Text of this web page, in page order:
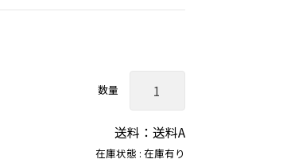
在庫状態 : 在庫有り
数量
送料：送料A